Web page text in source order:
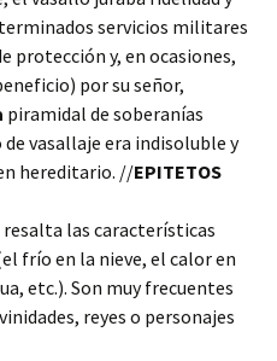
servicios militares
protección y, en ocasiones,
por su señor,
piramidal de soberanías
vasallaje era indisoluble y
hereditario. //EPITETOS
las características
frío en la nieve, el calor en
etc.). Son muy frecuentes
reyes o personajes